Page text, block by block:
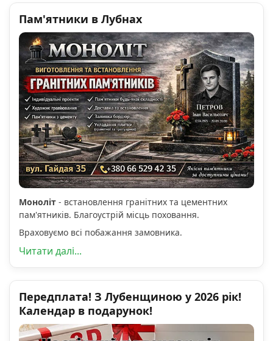
Пам'ятники в Лубнах
Моноліт - встановлення гранітних та цементних
пам'ятників. Благоустрій місць поховання.
Враховуємо всі побажання замовника.
Читати далі...
Передплата! З Лубенщиною у 2026 рік!
Календар в подарунок!